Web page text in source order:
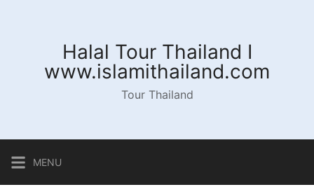
Halal Tour Thailand I
www.islamithailand.com
Tour Thailand
MENU